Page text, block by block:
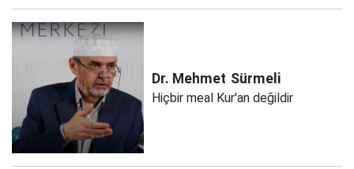
Dr. Mehmet Sürmeli
Hiçbir meal Kur'an değildir